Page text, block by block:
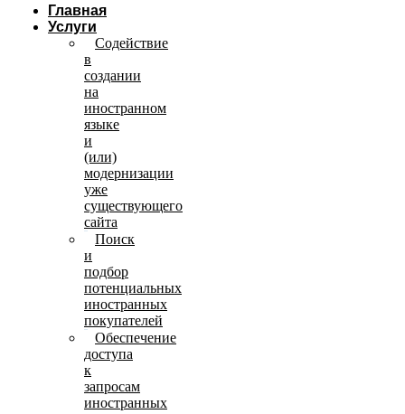
Главная
Услуги
Содействие
в
создании
на
иностранном
языке
и
(или)
модернизации
уже
существующего
сайта
Поиск
и
подбор
потенциальных
иностранных
покупателей
Обеспечение
доступа
к
запросам
иностранных